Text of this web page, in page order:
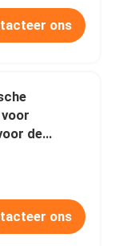
ons
de
industrie
ons